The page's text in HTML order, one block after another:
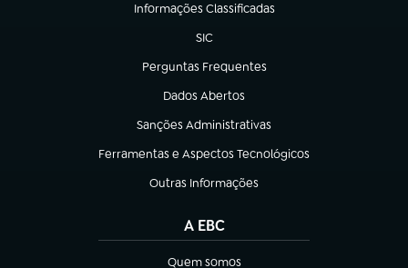
Informações Classificadas
(abre em nova aba)
SIC
(abre em nova aba)
Perguntas Frequentes
(abre em nova aba)
Dados Abertos
(abre em nova aba)
Sanções Administrativas
(abre em nova aba)
Ferramentas e Aspectos Tecnológicos
(abre em nova aba)
Outras Informações
(abre em nova aba)
A EBC
Quem somos